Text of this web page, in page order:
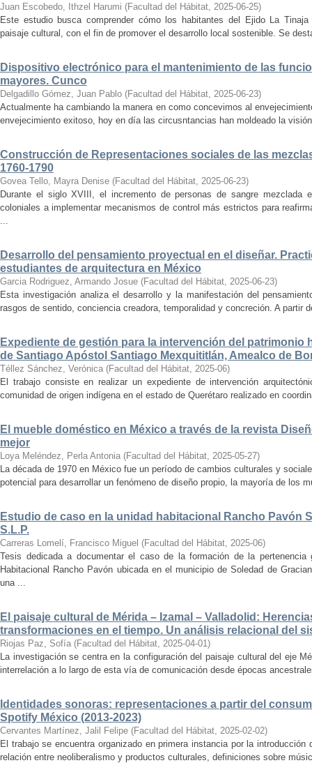
Juan Escobedo, Ithzel Harumi (Facultad del Hábitat, 2025-06-25)
Este estudio busca comprender cómo los habitantes del Ejido La
paisaje cultural, con el fin de promover el desarrollo local sostenible. Se
Dispositivo electrónico para el mantenimiento de las
mayores. Cunco
Delgadillo Gómez, Juan Pablo (Facultad del Hábitat, 2025-06-23)
Actualmente ha cambiando la manera en como concevimos al
envejecimiento exitoso, hoy en día las circusntancias han moldeado la
Construcción de Representaciones sociales de las
1760-1790
Govea Tello, Mayra Denise (Facultad del Hábitat, 2025-06-23)
Durante el siglo XVIII, el incremento de personas de sangre
coloniales a implementar mecanismos de control más estrictos para
...
Desarrollo del pensamiento proyectual en el diseñar.
estudiantes de arquitectura en México
Garcia Rodriguez, Armando Josue (Facultad del Hábitat, 2025-06-23)
Esta investigación analiza el desarrollo y la manifestación del
rasgos de sentido, conciencia creadora, temporalidad y concreción. A partir
Expediente de gestión para la intervención del patrimonio
de Santiago Apóstol Santiago Mexquititlán, Amealco de
Téllez Sánchez, Verónica (Facultad del Hábitat, 2025-06)
El trabajo consiste en realizar un expediente de intervención
comunidad de origen indígena en el estado de Querétaro realizado en
El mueble doméstico en México a través de la revista
mejor
Loya Meléndez, Perla Antonia (Facultad del Hábitat, 2025-05-27)
La década de 1970 en México fue un período de cambios culturales y
potencial para desarrollar un fenómeno de diseño propio, la mayoría de los
Estudio de caso en la unidad habitacional Rancho Pavón
S.L.P.
Carreras Lomelí, Francisco Miguel (Facultad del Hábitat, 2025-06)
Tesis dedicada a documentar el caso de la formación de la
Habitacional Rancho Pavón ubicada en el municipio de Soledad de
una ...
El paisaje cultural de Mérida – Izamal – Valladolid:
transformaciones en el tiempo. Un análisis relacional del
Riojas Paz, Sofía (Facultad del Hábitat, 2025-04-01)
La investigación se centra en la configuración del paisaje cultural del eje
interrelación a lo largo de esta vía de comunicación desde épocas
Identidades sonoras: representaciones a partir del
Spotify México (2013-2023)
Cervantes Martínez, Jalil Felipe (Facultad del Hábitat, 2025-02-02)
El trabajo se encuentra organizado en primera instancia por la
relación entre neoliberalismo y productos culturales, definiciones sobre